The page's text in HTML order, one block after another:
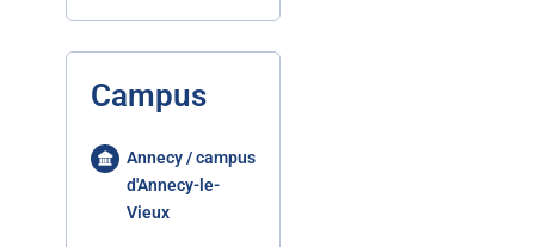
Campus
Annecy / campus
d'Annecy-le-
Vieux